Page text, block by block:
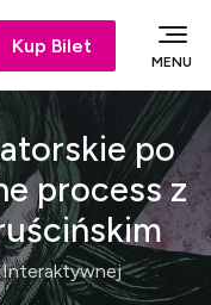
Kup Bilet
MENU
po
process z
Interaktywnej